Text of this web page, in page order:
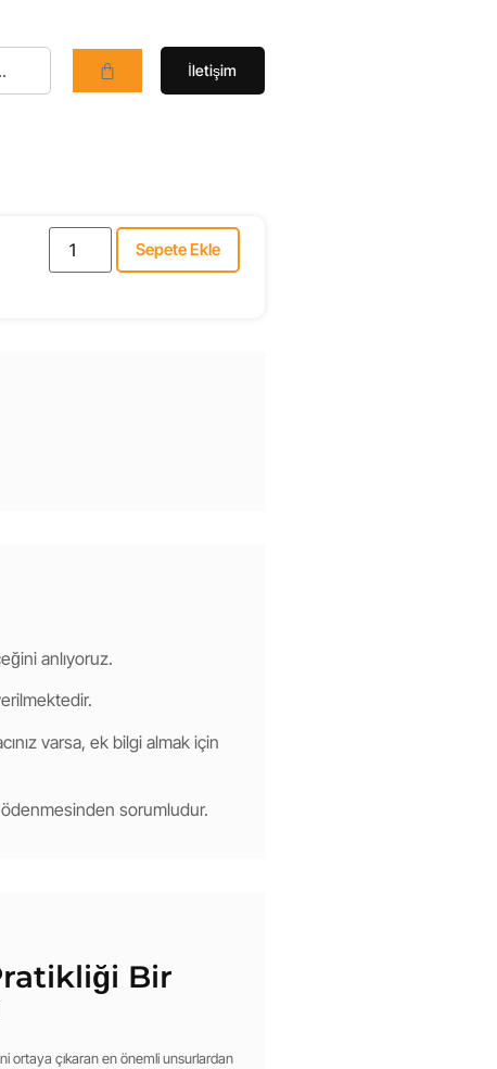
İletişim
Sepete Ekle
anlıyoruz.
varsa, ek bilgi almak için
sorumludur.
Bir
ortaya çıkaran en önemli unsurlardan